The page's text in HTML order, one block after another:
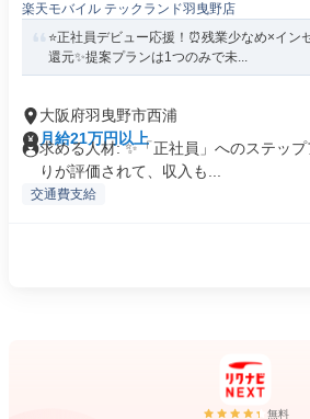
楽天モバイル テックランド羽曳野店
⭐正社員デビュー応援！⏰残業少なめ×イン
還元✨提案プランは1つのみで未...
大阪府羽曳野市西浦
月給21万円以上
求める人材: ✨「正社員」へのステッ
りが評価されて、収入も...
交通費支給
無料